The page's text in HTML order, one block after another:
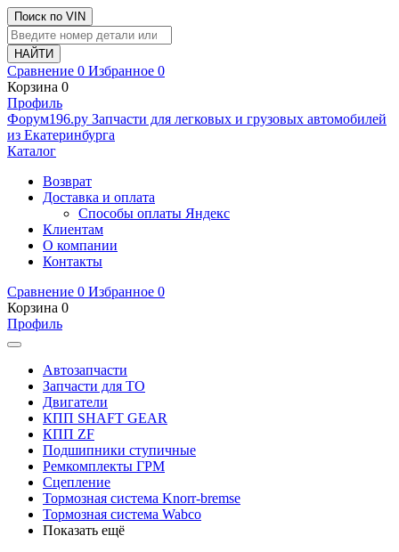
Поиск по VIN
Сравнение 0 Избранное 0
Корзина 0
Профиль
Фoрум196.ру Запчасти для легковых и грузовых автомобилей
из Екатеринбурга
Каталог
Возврат
Доставка и оплата
Способы оплаты Яндекс
Клиентам
О компании
Контакты
Сравнение 0 Избранное 0
Корзина 0
Профиль
Автозапчасти
Запчасти для ТО
Двигатели
КПП SHAFT GEAR
КПП ZF
Подшипники ступичные
Ремкомплекты ГРМ
Сцепление
Тормозная система Knorr-bremse
Тормозная система Wabco
Показать ещё